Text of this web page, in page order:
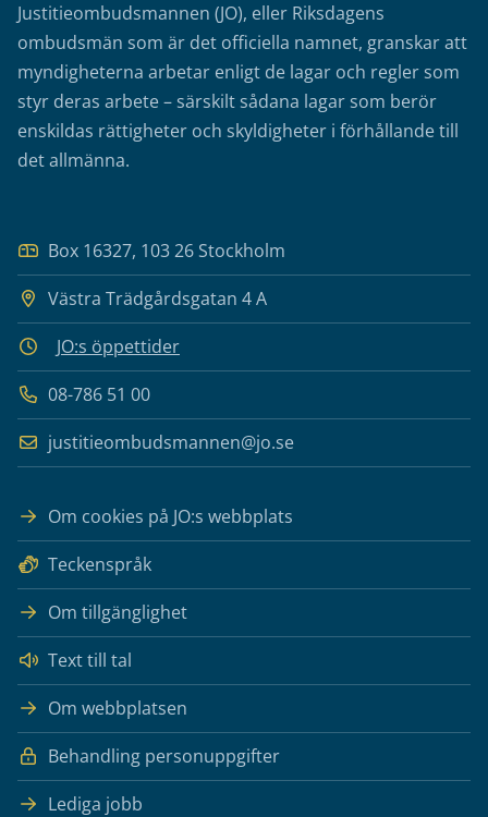
Justitieombudsmannen (JO), eller Riksdagens
ombudsmän som är det officiella namnet, granskar att
myndigheterna arbetar enligt de lagar och regler som
styr deras arbete – särskilt sådana lagar som berör
enskildas rättigheter och skyldigheter i förhållande till
det allmänna.
Box 16327, 103 26 Stockholm
Västra Trädgårdsgatan 4 A
JO:s öppettider
08-786 51 00
justitieombudsmannen@jo.se
Om cookies på JO:s webbplats
Teckenspråk
Om tillgänglighet
Text till tal
Om webbplatsen
Behandling personuppgifter
Lediga jobb